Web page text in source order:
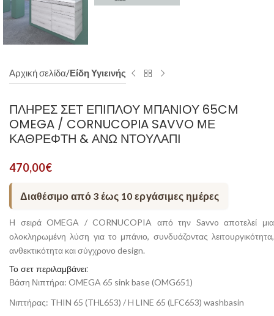
Αρχική σελίδα Είδη Υγιεινής
ΠΛΉΡΕΣ ΣΕΤ ΕΠΊΠΛΟΥ ΜΠΆΝΙΟΥ 65CM
OMEGA / CORNUCOPIA SAVVO ΜΕ
ΚΑΘΡΈΦΤΗ & ΆΝΩ ΝΤΟΥΛΆΠΙ
470,00€
Διαθέσιμο από 3 έως 10 εργάσιμες ημέρες
Η σειρά OMEGA / CORNUCOPIA από την Savvo αποτελεί μια
ολοκληρωμένη λύση για το μπάνιο, συνδυάζοντας λειτουργικότητα,
ανθεκτικότητα και σύγχρονο design.
Το σετ περιλαμβάνει:
Βάση Νιπτήρα: OMEGA 65 sink base (OMG651)
Νιπτήρας: THIN 65 (THL653) / H LINE 65 (LFC653) washbasin